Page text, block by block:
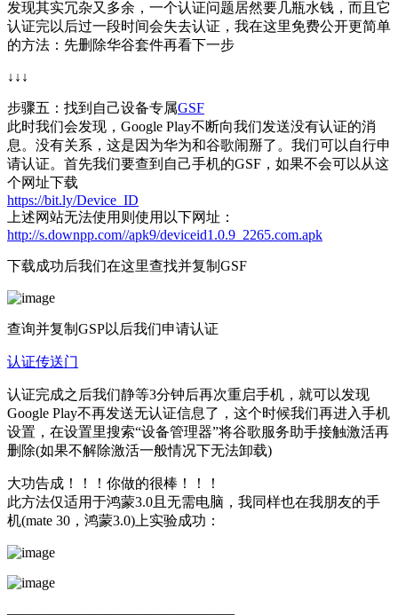
发现其实冗杂又多余，一个认证问题居然要几瓶水钱，而且它
认证完以后过一段时间会失去认证，我在这里免费公开更简单
的方法：先删除华谷套件再看下一步
↓↓↓
步骤五：找到自己设备专属GSF
此时我们会发现，Google Play不断向我们发送没有认证的消
息。没有关系，这是因为华为和谷歌闹掰了。我们可以自行申
请认证。首先我们要查到自己手机的GSF，如果不会可以从这
个网址下载
https://bit.ly/Device_ID
上述网站无法使用则使用以下网址：
http://s.downpp.com//apk9/deviceid1.0.9_2265.com.apk
下载成功后我们在这里查找并复制GSF
查询并复制GSP以后我们申请认证
认证传送门
认证完成之后我们静等3分钟后再次重启手机，就可以发现
Google Play不再发送无认证信息了，这个时候我们再进入手机
设置，在设置里搜索“设备管理器”将谷歌服务助手接触激活再
删除(如果不解除激活一般情况下无法卸载)
大功告成！！！你做的很棒！！！
此方法仅适用于鸿蒙3.0且无需电脑，我同样也在我朋友的手
机(mate 30，鸿蒙3.0)上实验成功：